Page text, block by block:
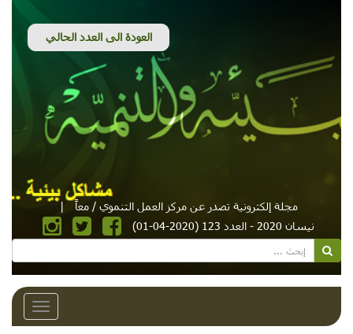
مجلة إلكترونية تصدر عن مركز العمل التنموي / معاً
|
نيسان 2020 - العدد 123 (2020-04-01)
Toggle